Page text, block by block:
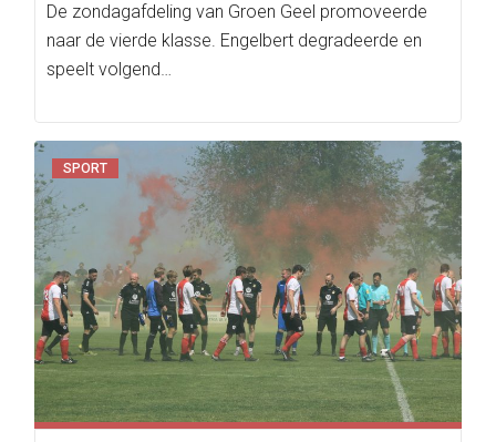
De zondagafdeling van Groen Geel promoveerde
naar de vierde klasse. Engelbert degradeerde en
speelt volgend…
SPORT